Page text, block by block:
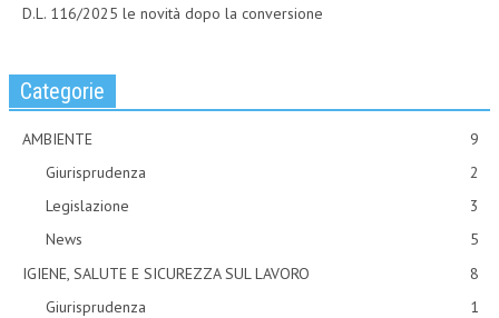
D.L. 116/2025 le novità dopo la conversione
Categorie
AMBIENTE
9
Giurisprudenza
2
Legislazione
3
News
5
IGIENE, SALUTE E SICUREZZA SUL LAVORO
8
Giurisprudenza
1